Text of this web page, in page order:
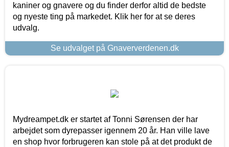
kaniner og gnavere og du finder derfor altid de bedste
og nyeste ting på markedet. Klik her for at se deres
udvalg.
Se udvalget på Gnaververdenen.dk
Mydreampet.dk er startet af Tonni Sørensen der har
arbejdet som dyrepasser igennem 20 år. Han ville lave
en shop hvor forbrugeren kan stole på at det produkt de